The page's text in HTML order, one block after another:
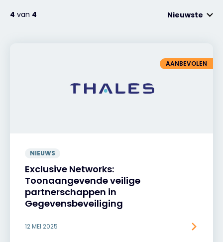
4 van 4 Nieuwste
AANBEVOLEN
NIEUWS
Exclusive Networks:
Toonaangevende veilige
partnerschappen in
Gegevensbeveiliging
12 MEI 2025